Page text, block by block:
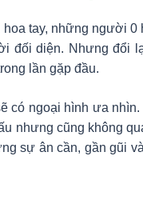
tay, những người 0
đối diện. Nhưng đổi
lần gặp đầu.
có ngoại hình ưa
nhưng cũng không
sự ân cần, gần gũi